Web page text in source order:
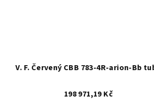
V. F. Červený CBB 783-4R-arion-Bb
198 971,19 Kč